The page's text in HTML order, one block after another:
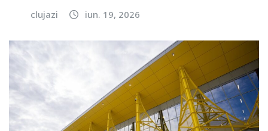
clujazi iun. 19, 2026